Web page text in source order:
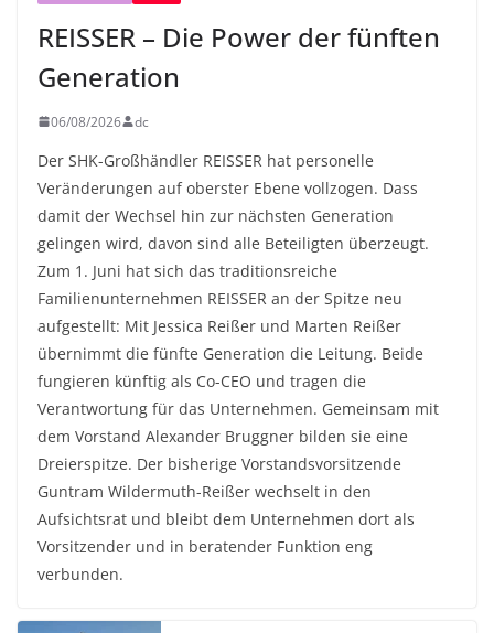
REISSER – Die Power der fünften
Generation
06/08/2026 dc
Der SHK-Großhändler REISSER hat personelle
Veränderungen auf oberster Ebene vollzogen. Dass
damit der Wechsel hin zur nächsten Generation
gelingen wird, davon sind alle Beteiligten überzeugt.
Zum 1. Juni hat sich das traditionsreiche
Familienunternehmen REISSER an der Spitze neu
aufgestellt: Mit Jessica Reißer und Marten Reißer
übernimmt die fünfte Generation die Leitung. Beide
fungieren künftig als Co-CEO und tragen die
Verantwortung für das Unternehmen. Gemeinsam mit
dem Vorstand Alexander Bruggner bilden sie eine
Dreierspitze. Der bisherige Vorstandsvorsitzende
Guntram Wildermuth-Reißer wechselt in den
Aufsichtsrat und bleibt dem Unternehmen dort als
Vorsitzender und in beratender Funktion eng
verbunden.